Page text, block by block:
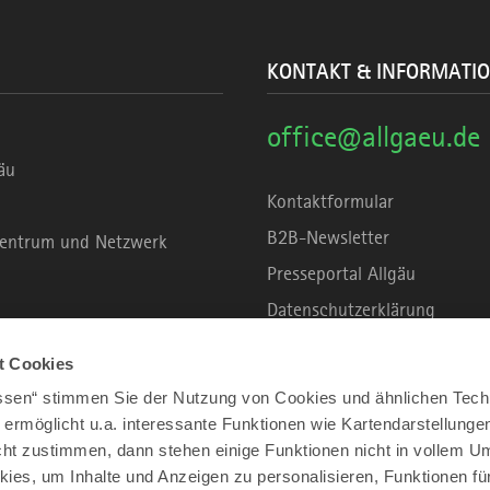
Cookies
stimmen Sie der Nutzung von Cookies und ähnlichen
u.a. interessante Funktionen wie
zustimmen, dann stehen einige Funktionen nicht in vollem
um Inhalte und Anzeigen zu personalisieren, Funktionen
und Netzwerk
KONTAKT &
office@allgaeu.de
Kontaktformular
B2B-Newsletter
Presseportal Allgäu
Datenschutzerklärung
Unsere Haltung zu
Impressum